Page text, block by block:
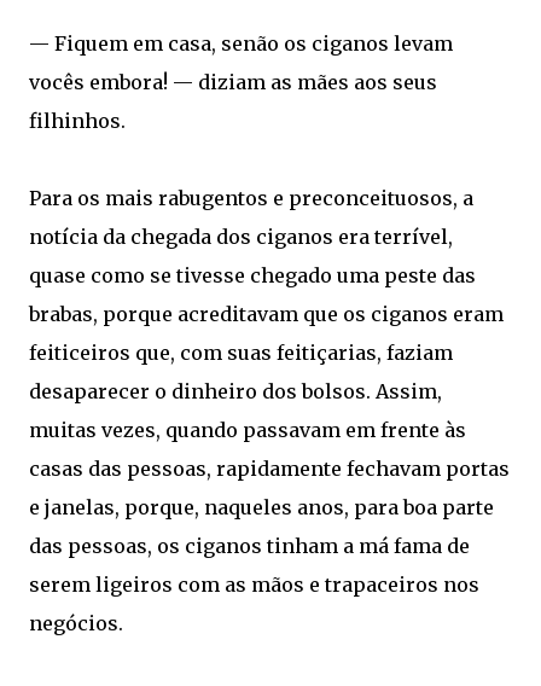
— Fiquem em casa, senão os ciganos levam
vocês embora! — diziam as mães aos seus
filhinhos.
Para os mais rabugentos e preconceituosos, a
notícia da chegada dos ciganos era terrível,
quase como se tivesse chegado uma peste das
brabas, porque acreditavam que os ciganos eram
feiticeiros que, com suas feitiçarias, faziam
desaparecer o dinheiro dos bolsos. Assim,
muitas vezes, quando passavam em frente às
casas das pessoas, rapidamente fechavam portas
e janelas, porque, naqueles anos, para boa parte
das pessoas, os ciganos tinham a má fama de
serem ligeiros com as mãos e trapaceiros nos
negócios.